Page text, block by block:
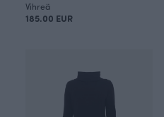
Vihreä
185.00 EUR